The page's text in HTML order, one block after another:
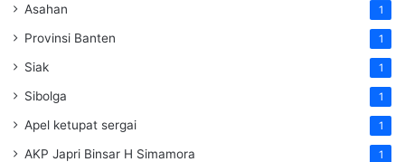
Asahan 1
Provinsi Banten 1
Siak 1
Sibolga 1
Apel ketupat sergai 1
AKP Japri Binsar H Simamora 1